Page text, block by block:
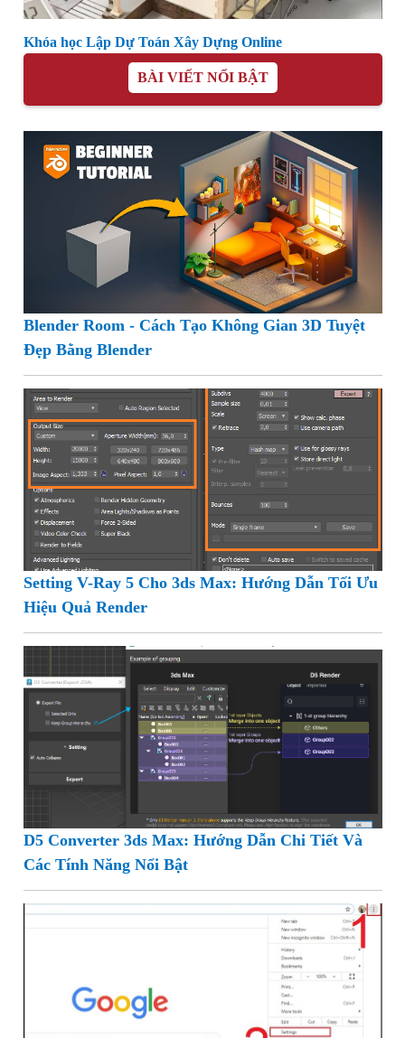
Khóa học Lập Dự Toán Xây Dựng Online
BÀI VIẾT NỔI BẬT
Blender Room - Cách Tạo Không Gian 3D Tuyệt
Đẹp Bằng Blender
Setting V-Ray 5 Cho 3ds Max: Hướng Dẫn Tối Ưu
Hiệu Quả Render
D5 Converter 3ds Max: Hướng Dẫn Chi Tiết Và
Các Tính Năng Nổi Bật